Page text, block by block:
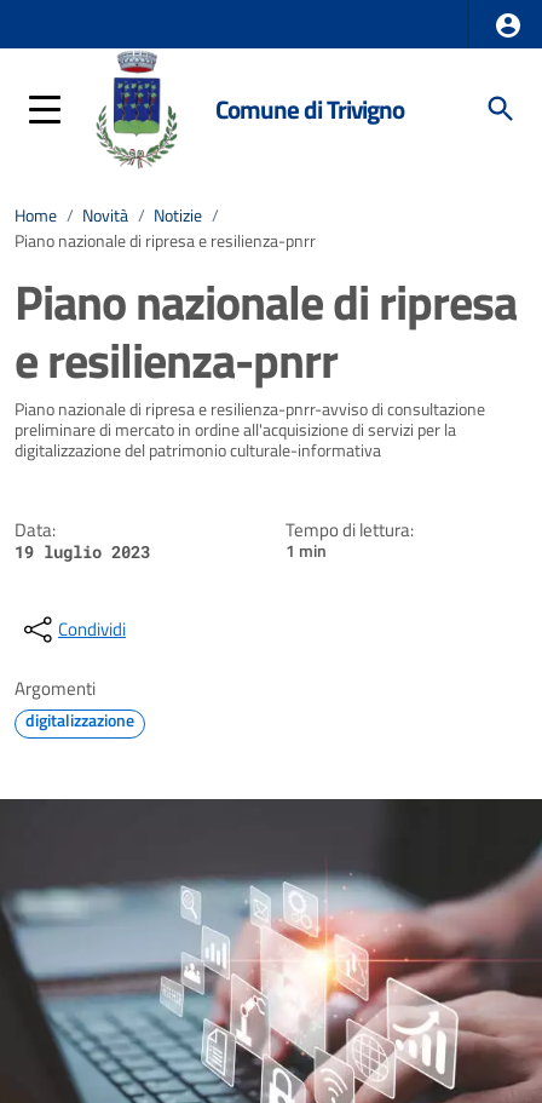
Comune di Trivigno
Home / Novità / Notizie /
Piano nazionale di ripresa e resilienza-pnrr
Piano nazionale di ripresa
e resilienza-pnrr
Dettagli della notizia
Piano nazionale di ripresa e resilienza-pnrr-avviso di consultazione
preliminare di mercato in ordine all'acquisizione di servizi per la
digitalizzazione del patrimonio culturale-informativa
Data:
19 luglio 2023
Tempo di lettura:
1 min
Condividi
Argomenti
digitalizzazione